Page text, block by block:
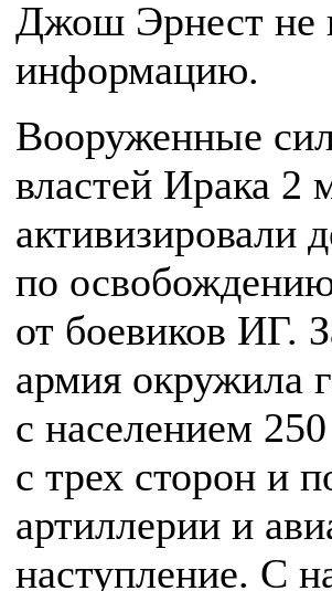
Джош Эрнест не
информацию.
Вооруженные
властей Ирака 2
активизировали
по
от боевиков ИГ.
армия окружила
с населением
с трех сторон и
артиллерии и
наступление. С